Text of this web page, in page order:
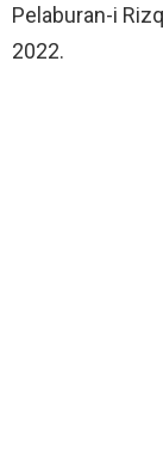
Pelaburan-i
2022.